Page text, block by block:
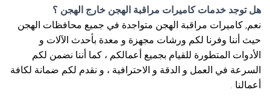
هل توجد خدمات كاميرات مراقبة الهجن خارج الهجن ؟
نعم, كاميرات مراقبة الهجن متواجدة في جميع محافظات الهجن
حيث أننا وفرنا لكم ورشات مجهزة و معدة بأحدث الآلات و
الأدوات المتطورة للقيام بجميع أعمالكم ، كما أننا نضمن لكم
السرعة في العمل و الدقة و الاحترافية ، و نقدم لكم ضمانة لكافة
أعمالنا .